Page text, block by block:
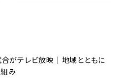
合がテレビ放映｜地域とともに
み